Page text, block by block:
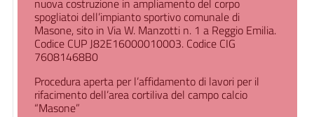
nuova costruzione in ampliamento del corpo
spogliatoi dell’impianto sportivo comunale di
Masone, sito in Via W. Manzotti n. 1 a Reggio Emilia.
Codice CUP J82E16000010003. Codice CIG
76081468B0
Procedura aperta per l’affidamento di lavori per il
rifacimento dell’area cortiliva del campo calcio
“Masone”